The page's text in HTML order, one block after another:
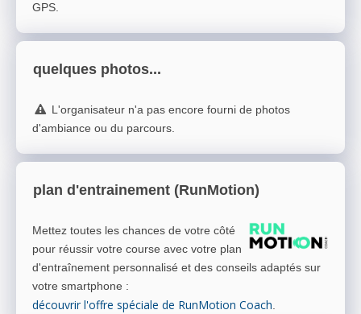
GPS.
quelques photos...
L'organisateur n'a pas encore fourni de photos
d'ambiance ou du parcours.
plan d'entrainement (RunMotion)
Mettez toutes les chances de votre côté
pour réussir votre course avec votre plan
d'entraînement personnalisé et des conseils adaptés sur
votre smartphone :
découvrir l'offre spéciale de RunMotion Coach.